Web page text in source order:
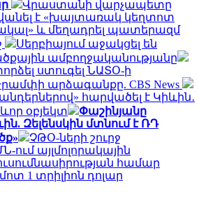
Վրաստանի վարչապետը
է «խայտառակ կեղտոտ
և մեղադրել պատերազմ
Սերբիայում աջակցել են
ամբողջականությանը
ստուգել ՆԱՏՕ-ի
արձագանքը. CBS News
հարվածել է Կիևին․
օբյեկտ
Փաշինյանը
Զելենսկին մտնում է ՌԴ
ՉԹՕ-ների շուրջ
ում այլմոլորակային
համար
1 տրիլիոն դոլար